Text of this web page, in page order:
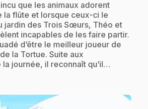
que les animaux adorent
la flûte et lorsque ceux-ci le
jardin des Trois Sœurs, Théo et
incapables de les faire partir.
d’être le meilleur joueur de
la Tortue. Suite aux
journée, il reconnaît qu’il…